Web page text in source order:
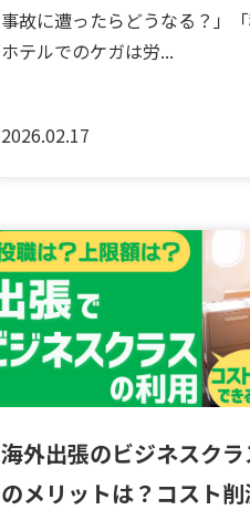
事故に遭ったらどうなる？」
ホテルでのケガは労...
2026.02.17
海外出張のビジネスクラ
のメリットは？コスト